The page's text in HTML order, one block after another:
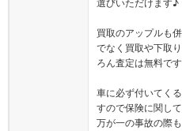
買取のアップルも
ろん査定は無料で
車に必ず付いてく
万が一の事故の際
すので事故や故障